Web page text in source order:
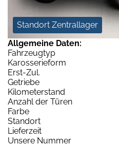
Standort Zentrallager
Allgemeine Daten:
Fahrzeugtyp
Karosserieform
Erst-Zul.
Getriebe
Kilometerstand
Anzahl der Türen
Farbe
Standort
Lieferzeit
Unsere Nummer